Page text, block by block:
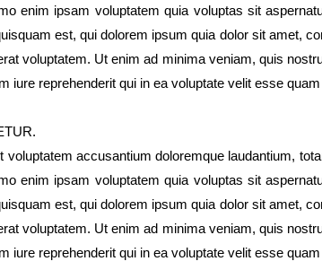
enim ipsam voluptatem quia voluptas sit
est, qui dolorem ipsum quia dolor sit amet,
voluptatem. Ut enim ad minima veniam, quis
iure reprehenderit qui in ea voluptate velit esse
accusantium doloremque laudantium,
enim ipsam voluptatem quia voluptas sit
est, qui dolorem ipsum quia dolor sit amet,
voluptatem. Ut enim ad minima veniam, quis
iure reprehenderit qui in ea voluptate velit esse